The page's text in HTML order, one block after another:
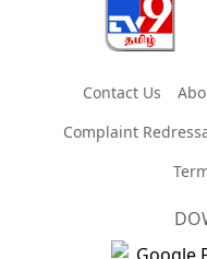
Contact Us
Complaint